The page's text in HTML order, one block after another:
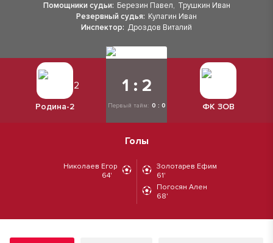
Помощники судьи: Березин Павел, Трушкин Иван
Резервный судья: Кулагин Иван
Инспектор: Дроздов Виталий
Родина-2
1 : 2
Первый тайм: 0 : 0 ФК ЗОВ
Голы
Николаев Егор
64'
Золотарев Ефим
61'
Погосян Ален
68'